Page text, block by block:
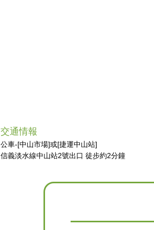
交通情報
公車-[中山市場]或[捷運中山站]
信義淡水線中山站2號出口 徒步約2分鐘